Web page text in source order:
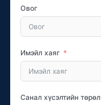
Овог
Имэйл хаяг
Санал хүсэлтийн төрөл